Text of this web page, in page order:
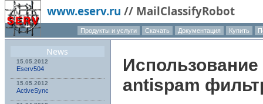
www.eserv.ru // MailClassifyRobot
Продукты и услуги Скачать Документация Купить
News
15.05.2012
Eserv504
15.05.2012
ActiveSync
antispam